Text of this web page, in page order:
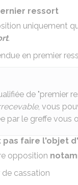
ressort
uniquement
.
en premier
de "premier
, vous
par le greffe vous
pas faire l'objet
opposition
cassation